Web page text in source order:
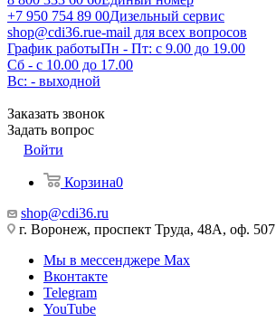
+7 950 754 89 00Дизельный сервис
shop@cdi36.rue-mail для всех вопросов
График работыПн - Пт: с 9.00 до 19.00
Сб - с 10.00 до 17.00
Вс: - выходной
Заказать звонок
Задать вопрос
Войти
Корзина0
shop@cdi36.ru
г. Воронеж, проспект Труда, 48А, оф. 507
Мы в мессенджере Max
Вконтакте
Telegram
YouTube